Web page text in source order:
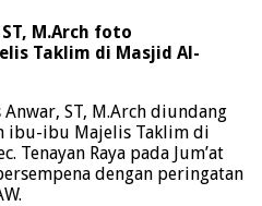
M.Arch foto
Taklim di Masjid Al-
ST, M.Arch diundang
ibu-ibu Majelis Taklim di
Tenayan Raya pada Jum’at
dengan peringatan